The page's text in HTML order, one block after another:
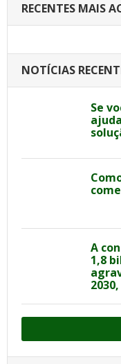
RECENTES MAIS
NOTÍCIAS
Se
A
1,8